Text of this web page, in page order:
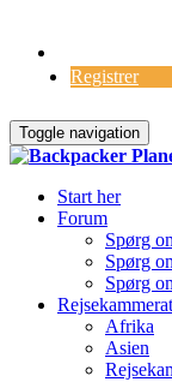
Registrer
Toggle navigation
Start her
Forum
Spørg
Spørg
Spørg
Afrika
Asien